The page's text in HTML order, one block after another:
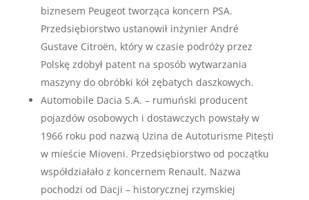
biznesem Peugeot tworząca koncern PSA.
Przedsiębiorstwo ustanowił inżynier André
Gustave Citroën, który w czasie podróży przez
Polskę zdobył patent na sposób wytwarzania
maszyny do obróbki kół zębatych daszkowych.
Automobile Dacia S.A. – rumuński producent
pojazdów osobowych i dostawczych powstały w
1966 roku pod nazwą Uzina de Autoturisme Pitești
w mieście Mioveni. Przedsiębiorstwo od początku
współdziałało z koncernem Renault. Nazwa
pochodzi od Dacji – historycznej rzymskiej